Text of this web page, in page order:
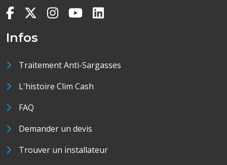
Infos
Traitement Anti-Sargasses
L'histoire Clim Cash
FAQ
Demander un devis
Trouver un installateur